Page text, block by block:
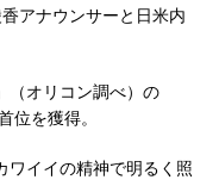
アナウンサーと日米内
（オリコン調べ）の
位を獲得。
ワイイの精神で明るく照